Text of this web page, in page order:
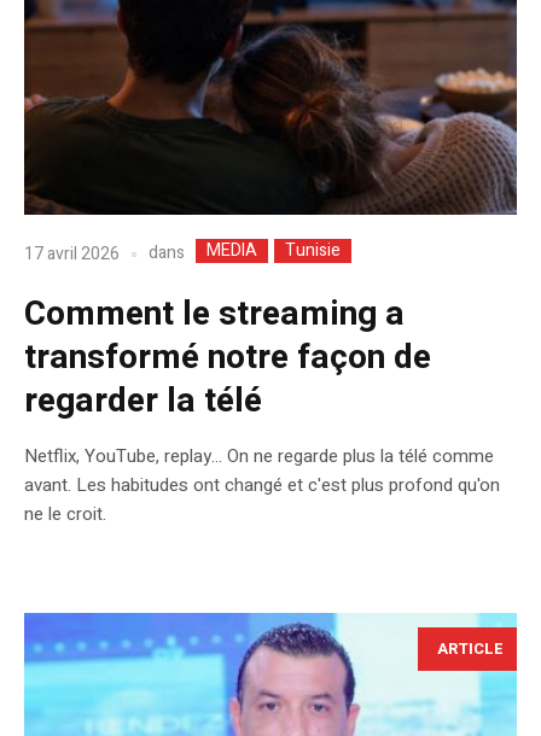
17 avril 2026 dans MEDIA Tunisie
Comment le streaming a
transformé notre façon de
regarder la télé
Netflix, YouTube, replay… On ne regarde plus la télé comme
avant. Les habitudes ont changé et c'est plus profond qu'on
ne le croit.
ARTICLE